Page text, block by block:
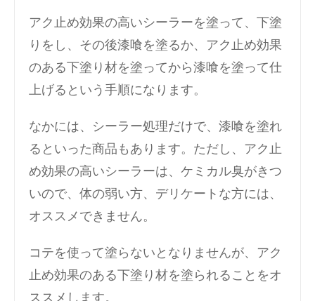
アク止め効果の高いシーラーを塗って、下塗
りをし、その後漆喰を塗るか、アク止め効果
のある下塗り材を塗ってから漆喰を塗って仕
上げるという手順になります。
なかには、シーラー処理だけで、漆喰を塗れ
るといった商品もあります。ただし、アク止
め効果の高いシーラーは、ケミカル臭がきつ
いので、体の弱い方、デリケートな方には、
オススメできません。
コテを使って塗らないとなりませんが、アク
止め効果のある下塗り材を塗られることをオ
ススメします。